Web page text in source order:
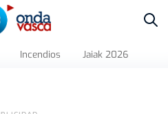
Incendios Jaiak 2026